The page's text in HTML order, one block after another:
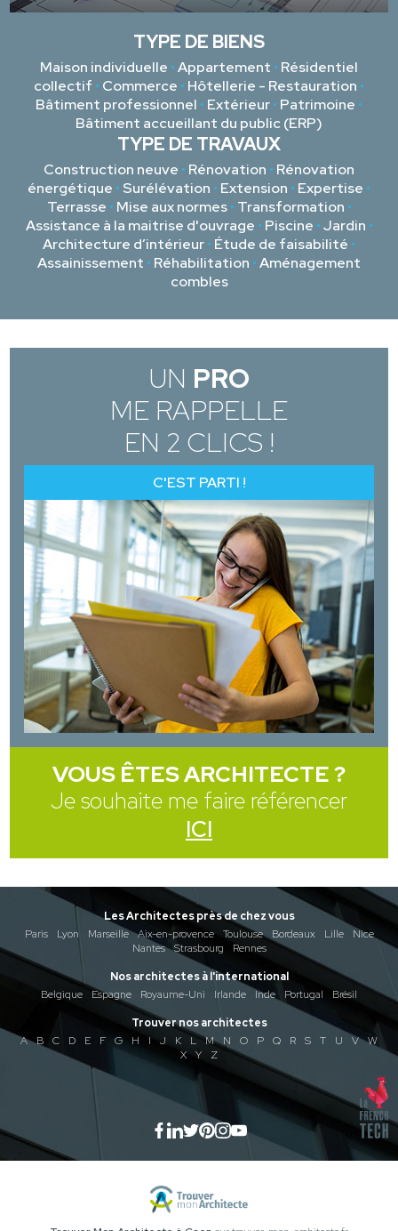
TYPE DE BIENS
Maison individuelle •Appartement • Résidentiel
collectif • Commerce • Hôtellerie - Restauration •
Bâtiment professionnel • Extérieur• Patrimoine •
Bâtiment accueillant du public (ERP)
TYPE DE TRAVAUX
Construction neuve • Rénovation • Rénovation
énergétique • Surélévation • Extension • Expertise •
Terrasse • Mise aux normes • Transformation •
Assistance à la maitrise d'ouvrage • Piscine •Jardin •
Architecture d’intérieur• Étude de faisabilité •
Assainissement • Réhabilitation •Aménagement
combles
UN PRO
ME RAPPELLE
EN 2 CLICS !
C'EST PARTI !
VOUS ÊTES ARCHITECTE ?
Je souhaite me faire référencer
ICI
Les Architectes près de chez vous
Paris
Lyon Marseille Aix-en-provence Toulouse Bordeaux Lille
Nice
Nantes
Strasbourg
Rennes
Nos architectes à l'international
Belgique
Espagne Royaume-Uni Irlande Inde Portugal
Brésil
Trouver nos architectes
A
B C D E F G H I J K L M N O P Q R S T U V
W
X
Y Z